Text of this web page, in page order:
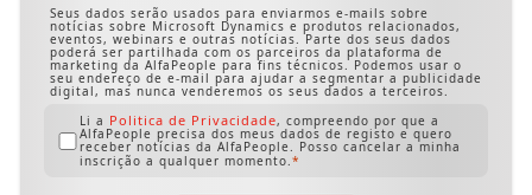
Seus dados serão usados para enviarmos e-mails sobre
notícias sobre Microsoft Dynamics e produtos relacionados,
eventos, webinars e outras notícias. Parte dos seus dados
poderá ser partilhada com os parceiros da plataforma de
marketing da AlfaPeople para fins técnicos. Podemos usar o
seu endereço de e-mail para ajudar a segmentar a publicidade
digital, mas nunca venderemos os seus dados a terceiros.
Li a Politica de Privacidade, compreendo por que a
AlfaPeople precisa dos meus dados de registo e quero
receber notícias da AlfaPeople. Posso cancelar a minha
inscrição a qualquer momento.